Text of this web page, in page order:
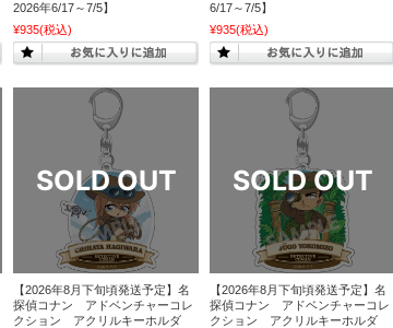
2026年6/17～7/5】
¥935(税込)
6/17～7/5】
¥935(税込)
【2026年8月下旬頃発送予定】名
探偵コナン アドベンチャーコレ
クション アクリルキーホルダ
【2026年8月下旬頃発送予定】名
探偵コナン アドベンチャーコレ
クション アクリルキーホルダ